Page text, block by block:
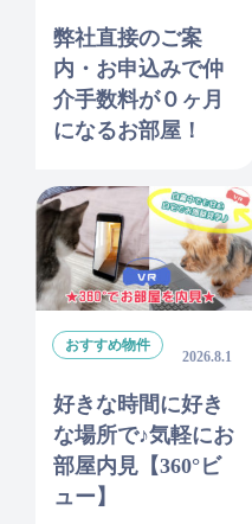
弊社直接のご案
内・お申込みで仲
介手数料が０ヶ月
になるお部屋！
おすすめ物件
2026.8.1
好きな時間に好き
な場所で♪気軽にお
部屋内見【360°ビ
ュー】